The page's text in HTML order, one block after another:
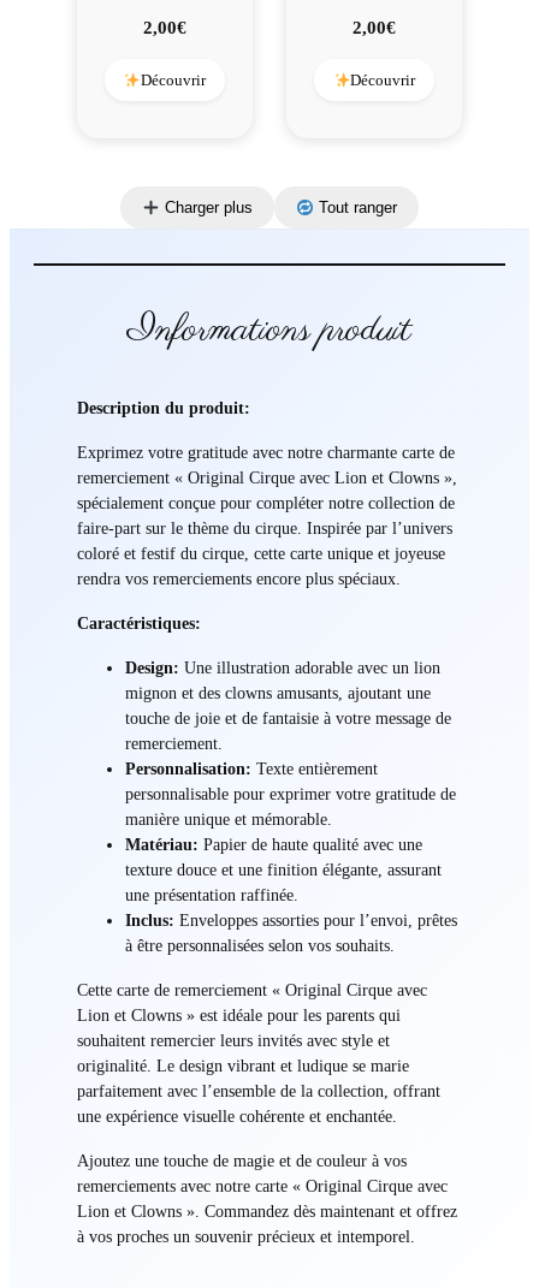
2,00€
Découvrir
2,00€
Découvrir
Charger plus Tout ranger
Informations produit
Description du produit:
Exprimez votre gratitude avec notre charmante carte de
remerciement « Original Cirque avec Lion et Clowns »,
spécialement conçue pour compléter notre collection de
faire-part sur le thème du cirque. Inspirée par l’univers
coloré et festif du cirque, cette carte unique et joyeuse
rendra vos remerciements encore plus spéciaux.
Caractéristiques:
Design: Une illustration adorable avec un lion
mignon et des clowns amusants, ajoutant une
touche de joie et de fantaisie à votre message de
remerciement.
Personnalisation: Texte entièrement
personnalisable pour exprimer votre gratitude de
manière unique et mémorable.
Matériau: Papier de haute qualité avec une
texture douce et une finition élégante, assurant
une présentation raffinée.
Inclus: Enveloppes assorties pour l’envoi, prêtes
à être personnalisées selon vos souhaits.
Cette carte de remerciement « Original Cirque avec
Lion et Clowns » est idéale pour les parents qui
souhaitent remercier leurs invités avec style et
originalité. Le design vibrant et ludique se marie
parfaitement avec l’ensemble de la collection, offrant
une expérience visuelle cohérente et enchantée.
Ajoutez une touche de magie et de couleur à vos
remerciements avec notre carte « Original Cirque avec
Lion et Clowns ». Commandez dès maintenant et offrez
à vos proches un souvenir précieux et intemporel.